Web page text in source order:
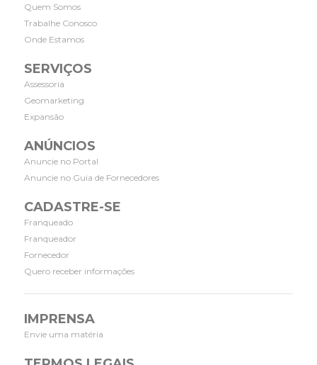
Quem Somos
Trabalhe Conosco
Onde Estamos
SERVIÇOS
Assessoria
Geomarketing
Expansão
ANÚNCIOS
Anuncie no Portal
Anuncie no Guia de Fornecedores
CADASTRE-SE
Franqueado
Franqueador
Fornecedor
Quero receber informações
IMPRENSA
Envie uma matéria